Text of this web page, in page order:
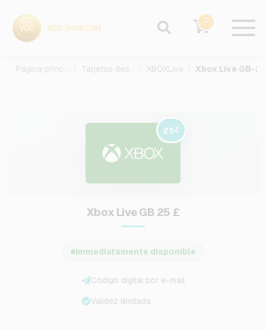
0
Página principal Tarjetas des juegos XBOXLive
25£
Xbox Live GB 25 £
Immediatamente disponible
Código digital por e-mail
Validez ilimitada